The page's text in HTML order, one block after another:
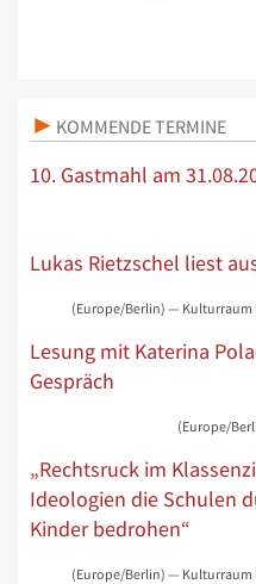
KOMMENDE TERMINE
10. Gastmahl am
Lukas Rietzschel liest
(Europe/Berlin) — Kulturraum
Lesung mit Katerina
Gespräch
(Europe/
„Rechtsruck im
Ideologien die Schulen
Kinder bedrohen“
(Europe/Berlin) — Kulturraum